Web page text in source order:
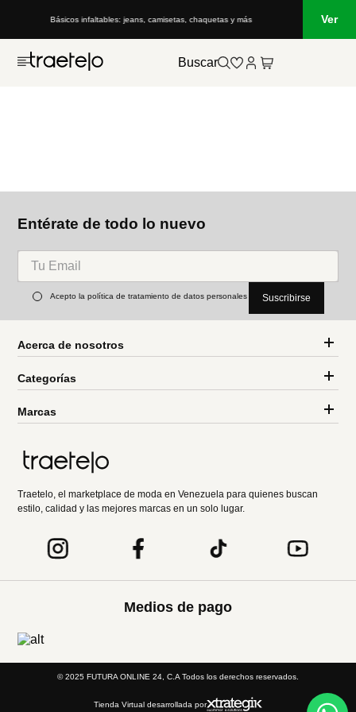
Básicos infaltables: jeans, camisetas, chaquetas y más Ver
Buscar
Entérate de todo lo nuevo
Acepto la política de tratamiento de datos personales Suscribirse
Acerca de nosotros
Categorías
Marcas
Traetelo, el marketplace de moda en Venezuela para quienes buscan
estilo, calidad y las mejores marcas en un solo lugar.
Medios de pago
© 2025 FUTURA ONLINE 24, C.A Todos los derechos reservados.
Tienda Virtual desarrollada por